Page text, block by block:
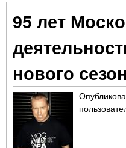
95 лет
нового